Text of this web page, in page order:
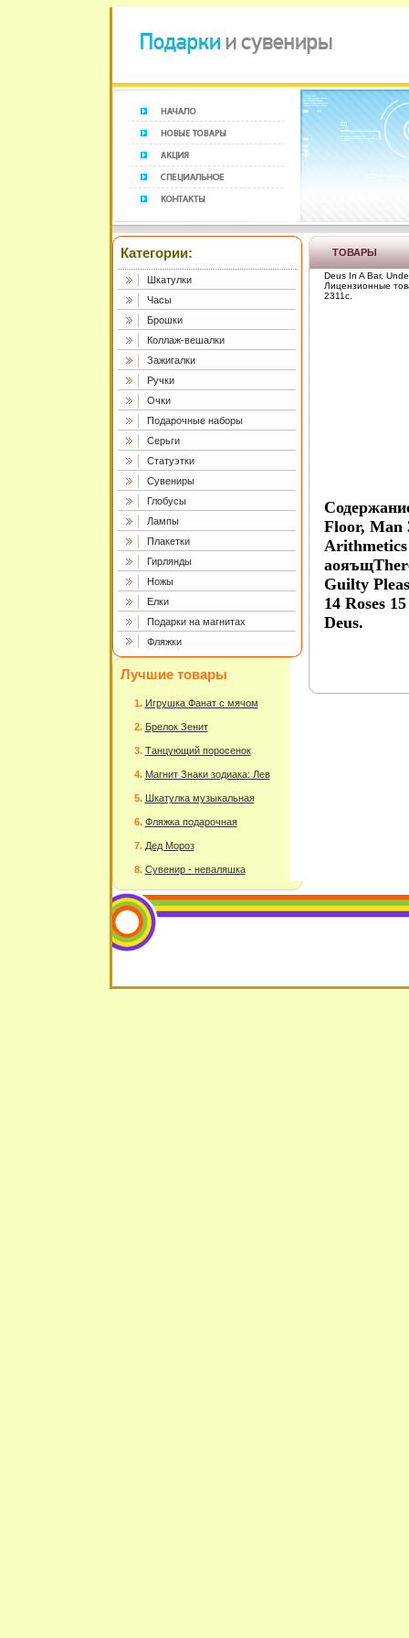
Категории:
Шкатулки
Часы
Брошки
Коллаж-вешалки
Зажигалки
Ручки
Очки
Подарочные наборы
Серьги
Статуэтки
Сувениры
Глобусы
Лампы
Плакетки
Гирлянды
Ножы
Елки
Подарки на магнитах
Фляжки
Лучшие товары
Игрушка Фанат с мячом
Брелок Зенит
Танцующий поросенок
Магнит Знаки зодиака: Лев
Шкатулка музыкальная
Фляжка подарочная
Дед Мороз
Сувенир - неваляшка
ТОВАРЫ
Deus In A Bar,
Лицензионные
2311c.
Floor, Man
Arithmetics
Guilty
14 Roses
Deus.